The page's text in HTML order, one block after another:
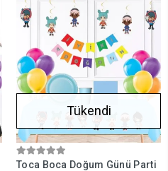
Tükendi
Toca Boca Doğum Günü Parti